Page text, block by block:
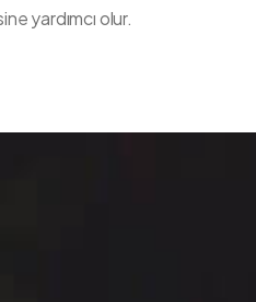
yardımcı olur.